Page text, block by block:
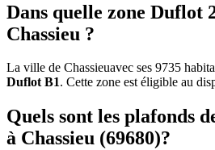
Dans quelle zone Duflot
Chassieu ?
La ville de Chassieuavec ses 9735
Duflot B1. Cette zone est éligible au
Quels sont les plafonds
à Chassieu (69680)?